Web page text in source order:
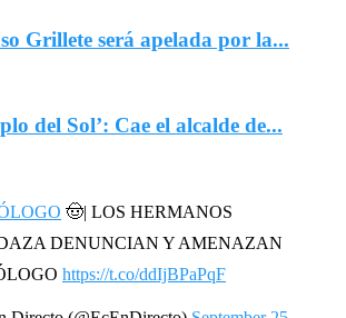
Grillete será apelada por la...
del Sol’: Cae el alcalde de...
🤠| LOS HERMANOS
DENUNCIAN Y AMENAZAN
https://t.co/ddIjBPaPqF